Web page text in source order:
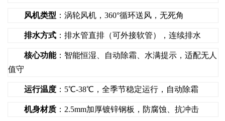
风机类型 ：涡轮风机，360°循环送风，无死角
排水方式 ：排水管直排（可外接软管），连续排水
核心功能：智能恒湿、自动除霜、水满提示，适配无人
值守
运行温度 ：5℃-38℃，全季节稳定运行，自动除霜
机身材质 ：2.5mm加厚镀锌钢板，防腐蚀、抗冲击